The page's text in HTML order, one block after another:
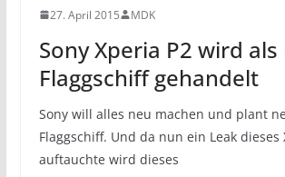
27. April 2015 MDK
Sony Xperia P2 wird
Flaggschiff gehandelt
Sony will alles neu machen und plant
Flaggschiff. Und da nun ein Leak dieses
auftauchte wird dieses